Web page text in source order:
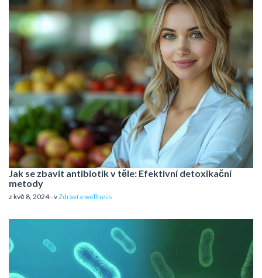
Jak se zbavit antibiotik v těle: Efektivní detoxikační
metody
z kvě 8, 2024 - vZdraví a wellness